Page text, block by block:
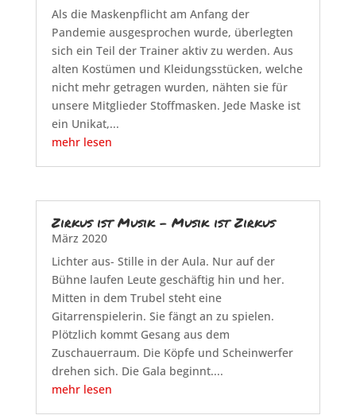
Als die Maskenpflicht am Anfang der
Pandemie ausgesprochen wurde, überlegten
sich ein Teil der Trainer aktiv zu werden. Aus
alten Kostümen und Kleidungsstücken, welche
nicht mehr getragen wurden, nähten sie für
unsere Mitglieder Stoffmasken. Jede Maske ist
ein Unikat,...
mehr lesen
Zirkus ist Musik – Musik ist Zirkus
März 2020
Lichter aus- Stille in der Aula. Nur auf der
Bühne laufen Leute geschäftig hin und her.
Mitten in dem Trubel steht eine
Gitarrenspielerin. Sie fängt an zu spielen.
Plötzlich kommt Gesang aus dem
Zuschauerraum. Die Köpfe und Scheinwerfer
drehen sich. Die Gala beginnt....
mehr lesen